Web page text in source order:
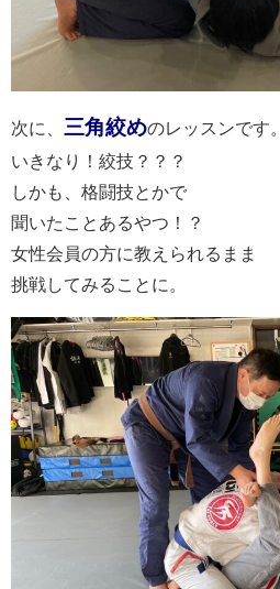
次に、 三角絞めのレッスンです。
いきなり！絞技？？？
しかも、格闘技とかで
聞いたことあるやつ！？
女性会員の方に教えられるまま
挑戦してみることに。